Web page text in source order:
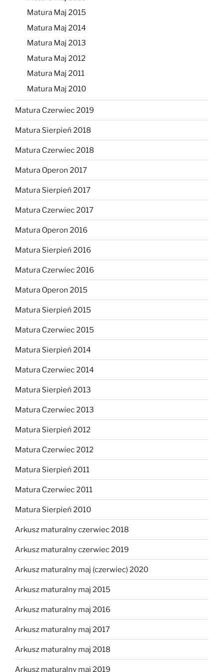
Matura Maj 2015
Matura Maj 2014
Matura Maj 2013
Matura Maj 2012
Matura Maj 2011
Matura Maj 2010
Matura Czerwiec 2019
Matura Sierpień 2018
Matura Czerwiec 2018
Matura Operon 2017
Matura Sierpień 2017
Matura Czerwiec 2017
Matura Operon 2016
Matura Sierpień 2016
Matura Czerwiec 2016
Matura Operon 2015
Matura Sierpień 2015
Matura Czerwiec 2015
Matura Sierpień 2014
Matura Czerwiec 2014
Matura Sierpień 2013
Matura Czerwiec 2013
Matura Sierpień 2012
Matura Czerwiec 2012
Matura Sierpień 2011
Matura Czerwiec 2011
Matura Sierpień 2010
Arkusz maturalny czerwiec 2018
Arkusz maturalny czerwiec 2019
Arkusz maturalny maj (czerwiec) 2020
Arkusz maturalny maj 2015
Arkusz maturalny maj 2016
Arkusz maturalny maj 2017
Arkusz maturalny maj 2018
Arkusz maturalny maj 2019